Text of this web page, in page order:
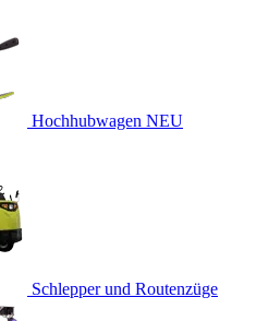
Hochhubwagen NEU
Schlepper und Routenzüge